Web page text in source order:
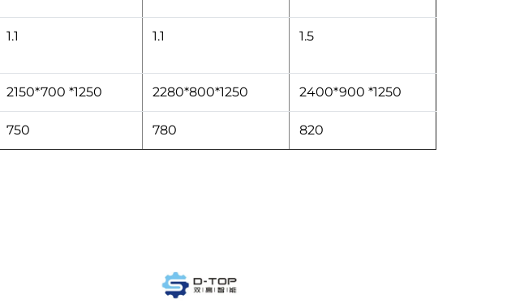
1.1 1.1 1.5
2150*700 *1250 2280*800*1250 2400*900 *1250
750 780 820